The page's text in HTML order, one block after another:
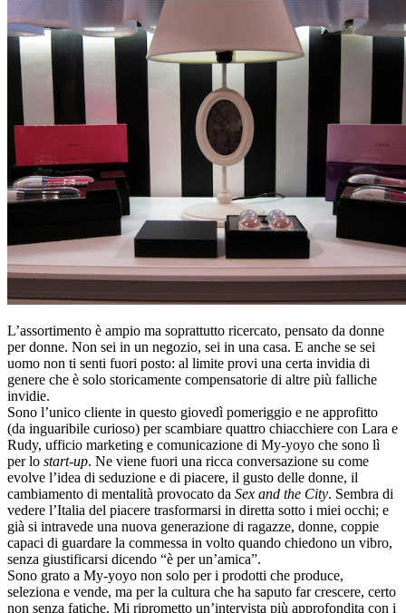
L’assortimento è ampio ma soprattutto ricercato, pensato da donne
per donne. Non sei in un negozio, sei in una casa. E anche se sei
uomo non ti senti fuori posto: al limite provi una certa invidia di
genere che è solo storicamente compensatorie di altre più falliche
invidie.
Sono l’unico cliente in questo giovedì pomeriggio e ne approfitto
(da inguaribile curioso) per scambiare quattro chiacchiere con Lara e
Rudy, ufficio marketing e comunicazione di My-yoyo che sono lì
per lo start-up. Ne viene fuori una ricca conversazione su come
evolve l’idea di seduzione e di piacere, il gusto delle donne, il
cambiamento di mentalità provocato da Sex and the City. Sembra di
vedere l’Italia del piacere trasformarsi in diretta sotto i miei occhi; e
già si intravede una nuova generazione di ragazze, donne, coppie
capaci di guardare la commessa in volto quando chiedono un vibro,
senza giustificarsi dicendo “è per un’amica”.
Sono grato a My-yoyo non solo per i prodotti che produce,
seleziona e vende, ma per la cultura che ha saputo far crescere, certo
non senza fatiche. Mi riprometto un’intervista più approfondita con i